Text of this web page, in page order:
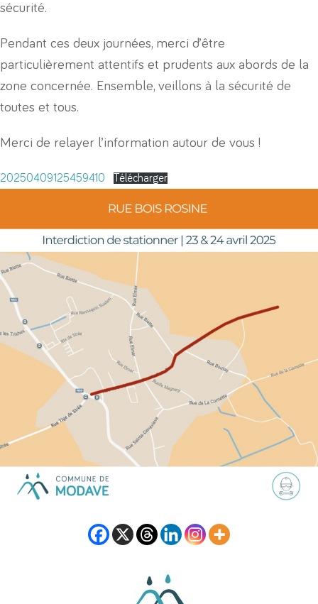
sécurité.
Pendant ces deux journées, merci d’être
particulièrement attentifs et prudents aux abords de la
zone concernée. Ensemble, veillons à la sécurité de
toutes et tous.
Merci de relayer l’information autour de vous !
20250409125459410 Télécharger